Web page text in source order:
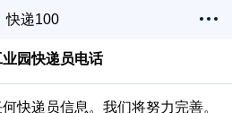
快递100
园快递员电话
快递员信息。我们将努力完善。